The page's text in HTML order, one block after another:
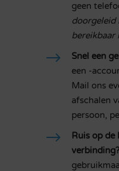
geen
doorgeleid
bereikbaar
$ Snel een
een -
Mail ons
afschalen
persoon,
$
Ruis op de
verbinding?